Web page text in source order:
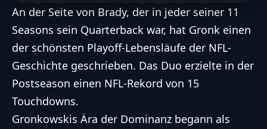
An der Seite von Brady, der in jeder seiner 11
Seasons sein Quarterback war, hat Gronk einen
der schönsten Playoff-Lebensläufe der NFL-
Geschichte geschrieben. Das Duo erzielte in der
Postseason einen NFL-Rekord von 15
Touchdowns.
Gronkowskis Ära der Dominanz begann als